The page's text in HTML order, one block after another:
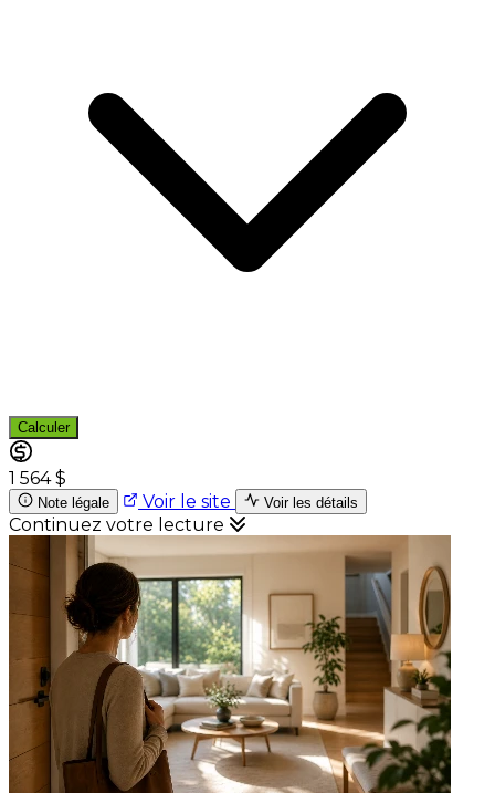
Calculer
1 564 $
Note légale Voir le site Voir les détails
Continuez votre lecture